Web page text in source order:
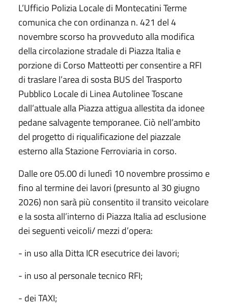
L’Ufficio Polizia Locale di Montecatini Terme
comunica che con ordinanza n. 421 del 4
novembre scorso ha provveduto alla modifica
della circolazione stradale di Piazza Italia e
porzione di Corso Matteotti per consentire a RFI
di traslare l’area di sosta BUS del Trasporto
Pubblico Locale di Linea Autolinee Toscane
dall’attuale alla Piazza attigua allestita da idonee
pedane salvagente temporanee. Ciò nell’ambito
del progetto di riqualificazione del piazzale
esterno alla Stazione Ferroviaria in corso.
Dalle ore 05.00 di lunedì 10 novembre prossimo e
fino al termine dei lavori (presunto al 30 giugno
2026) non sarà più consentito il transito veicolare
e la sosta all’interno di Piazza Italia ad esclusione
dei seguenti veicoli/ mezzi d’opera:
- in uso alla Ditta ICR esecutrice dei lavori;
- in uso al personale tecnico RFI;
- dei TAXI;